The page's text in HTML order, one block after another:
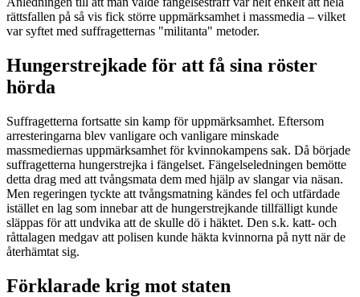
rättsfallen på så vis fick större uppmärksamhet i massmedia – vilket
var syftet med suffragetternas "militanta" metoder.
Hungerstrejkade för att få sina röster
hörda
Suffragetterna fortsatte sin kamp för uppmärksamhet. Eftersom
arresteringarna blev vanligare och vanligare minskade
massmediernas uppmärksamhet för kvinnokampens sak. Då började
suffragetterna hungerstrejka i fängelset. Fängelseledningen bemötte
detta drag med att tvångsmata dem med hjälp av slangar via näsan.
Men regeringen tyckte att tvångsmatning kändes fel och utfärdade
istället en lag som innebar att de hungerstrejkande tillfälligt kunde
släppas för att undvika att de skulle dö i häktet. Den s.k. katt- och
råttalagen medgav att polisen kunde häkta kvinnorna på nytt när de
återhämtat sig.
Förklarade krig mot staten